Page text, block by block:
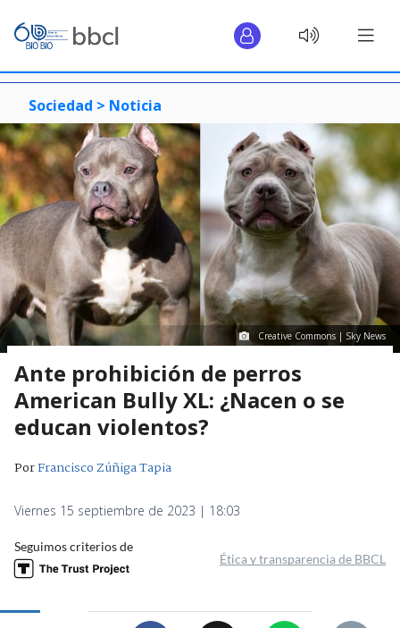
Sociedad > Noticia
Creative Commons | Sky News
Ante prohibición de perros
American Bully XL: ¿Nacen o se
educan violentos?
PorFrancisco Zúñiga Tapia
Viernes 15 septiembre de 2023 | 18:03
Seguimos criterios de
Ética y transparencia de BBCL